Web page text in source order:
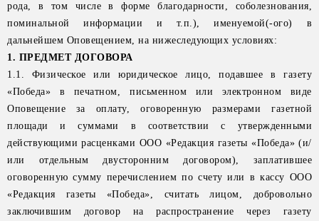
рода, в том числе в форме благодарности, соболезнования,
поминальной информации и т.п.), именуемой(-ого) в
дальнейшем Оповещением, на нижеследующих условиях:
1. ПРЕДМЕТ ДОГОВОРА
1.1. Физическое или юридическое лицо, подавшее в газету
«Победа» в печатном, письменном или электронном виде
Оповещение за оплату, оговоренную размерами газетной
площади и суммами в соответствии с утвержденными
действующими расценками ООО «Редакция газеты «Победа» (и/
или отдельным двусторонним договором), заплатившее
оговоренную сумму перечислением по счету или в кассу ООО
«Редакция газеты «Победа», считать лицом, добровольно
заключившим договор на распространение через газету